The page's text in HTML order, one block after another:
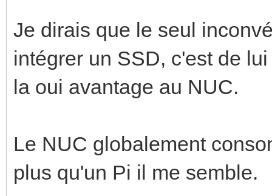
Je dirais que le seul
intégrer un SSD, c'est de
la oui avantage au NUC.
Le NUC globalement
plus qu'un Pi il me semble.